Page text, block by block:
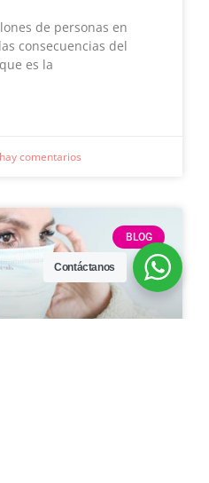
de personas en
consecuencias del
es la
comentarios
BLOG
Contáctanos